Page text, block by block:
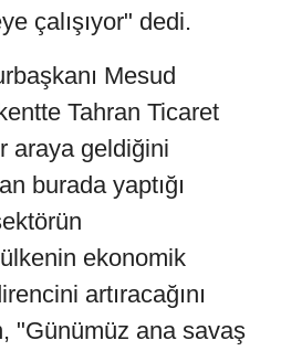
çalışıyor" dedi.
Mesud
Tahran Ticaret
araya geldiğini
burada yaptığı
ekonomik
artıracağını
"Günümüz ana savaş